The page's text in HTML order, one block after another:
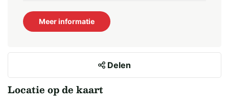
Meer informatie
Delen
Locatie op de kaart